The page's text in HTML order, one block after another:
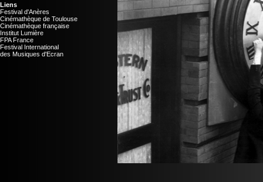
Liens
Festival d'Anères
Cinémathèque de Toulouse
Cinémathèque française
Institut Lumière
FPA France
Festival International
des Musiques d'Ecran